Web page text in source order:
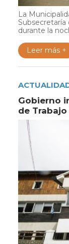
La
Subsecretaría
durante la
Leer más +
Gobierno
de